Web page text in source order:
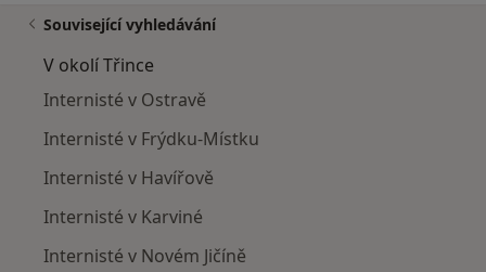
Související vyhledávání
V okolí Třince
Internisté v Ostravě
Internisté v Frýdku-Místku
Internisté v Havířově
Internisté v Karviné
Internisté v Novém Jičíně